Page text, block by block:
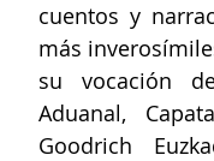
cuentos y
más
su vocación
Aduanal,
Goodrich